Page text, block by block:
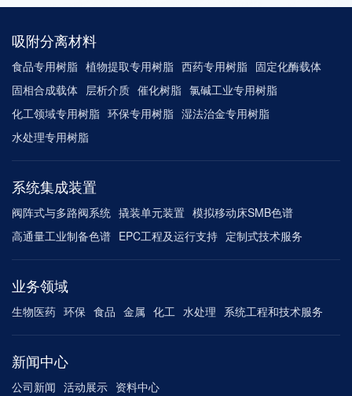
吸附分离材料
食品专用树脂 植物提取专用树脂 西药专用树脂 固定化酶载体
固相合成载体 层析介质 催化树脂 氯碱工业专用树脂
化工领域专用树脂 环保专用树脂 湿法治金专用树脂
水处理专用树脂
系统集成装置
阀阵式与多路阀系统 撬装单元装置 模拟移动床SMB色谱
高通量工业制备色谱 EPC工程及运行支持 定制式技术服务
业务领域
生物医药 环保 食品 金属 化工 水处理 系统工程和技术服务
新闻中心
公司新闻 活动展示 资料中心